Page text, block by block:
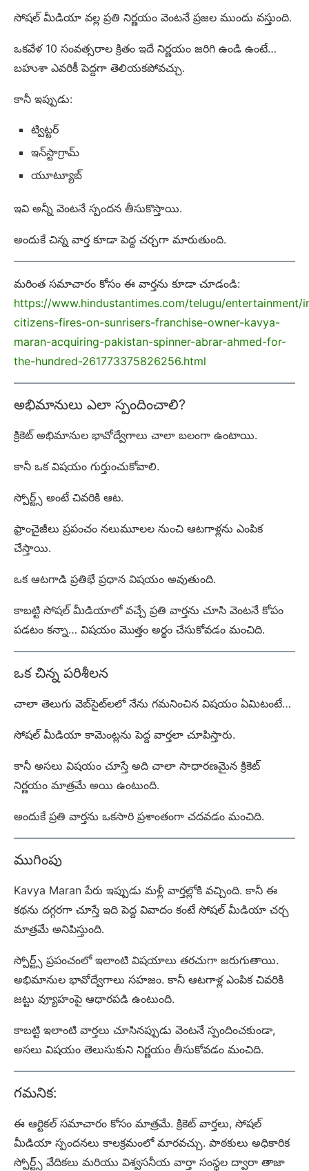
సోషల్ మీడియా వల్ల ప్రతి నిర్ణయం వెంటనే ప్రజల ముందు వస్తుంది.
ఒకవేళ 10 సంవత్సరాల క్రితం ఇదే నిర్ణయం జరిగి ఉండి ఉంటే…
బహుశా ఎవరికీ పెద్దగా తెలియకపోవచ్చు.
కానీ ఇప్పుడు:
ట్విట్టర్
ఇన్‌స్టాగ్రామ్
యూట్యూబ్
ఇవి అన్నీ వెంటనే స్పందన తీసుకొస్తాయి.
అందుకే చిన్న వార్త కూడా పెద్ద చర్చగా మారుతుంది.
మరింత సమాచారం కోసం ఈ వార్తను కూడా చూడండి:
https://www.hindustantimes.com/telugu/entertainment/
citizens-fires-on-sunrisers-franchise-owner-kavya-
maran-acquiring-pakistan-spinner-abrar-ahmed-for-
the-hundred-261773375826256.html
అభిమానులు ఎలా స్పందించాలి?
క్రికెట్ అభిమానుల భావోద్వేగాలు చాలా బలంగా ఉంటాయి.
కానీ ఒక విషయం గుర్తుంచుకోవాలి.
స్పోర్ట్స్ అంటే చివరికి ఆట.
ఫ్రాంచైజీలు ప్రపంచం నలుమూలల నుంచి ఆటగాళ్లను ఎంపిక
చేస్తాయి.
ఒక ఆటగాడి ప్రతిభే ప్రధాన విషయం అవుతుంది.
కాబట్టి సోషల్ మీడియాలో వచ్చే ప్రతి వార్తను చూసి వెంటనే కోపం
పడటం కన్నా… విషయం మొత్తం అర్థం చేసుకోవడం మంచిది.
ఒక చిన్న పరిశీలన
చాలా తెలుగు వెబ్‌సైట్‌లలో నేను గమనించిన విషయం ఏమిటంటే…
సోషల్ మీడియా కామెంట్లను పెద్ద వార్తలా చూపిస్తారు.
కానీ అసలు విషయం చూస్తే అది చాలా సాధారణమైన క్రికెట్
నిర్ణయం మాత్రమే అయి ఉంటుంది.
అందుకే ప్రతి వార్తను ఒకసారి ప్రశాంతంగా చదవడం మంచిది.
ముగింపు
Kavya Maran పేరు ఇప్పుడు మళ్లీ వార్తల్లోకి వచ్చింది. కానీ ఈ
కథను దగ్గరగా చూస్తే ఇది పెద్ద వివాదం కంటే సోషల్ మీడియా చర్చ
మాత్రమే అనిపిస్తుంది.
స్పోర్ట్స్ ప్రపంచంలో ఇలాంటి విషయాలు తరచుగా జరుగుతాయి.
అభిమానుల భావోద్వేగాలు సహజం. కానీ ఆటగాళ్ల ఎంపిక చివరికి
జట్టు వ్యూహంపై ఆధారపడి ఉంటుంది.
కాబట్టి ఇలాంటి వార్తలు చూసినప్పుడు వెంటనే స్పందించకుండా,
అసలు విషయం తెలుసుకుని నిర్ణయం తీసుకోవడం మంచిది.
గమనిక:
ఈ ఆర్టికల్ సమాచారం కోసం మాత్రమే. క్రికెట్ వార్తలు, సోషల్
మీడియా స్పందనలు కాలక్రమంలో మారవచ్చు. పాఠకులు అధికారిక
స్పోర్ట్స్ వేదికలు మరియు విశ్వసనీయ వార్తా సంస్థల ద్వారా తాజా